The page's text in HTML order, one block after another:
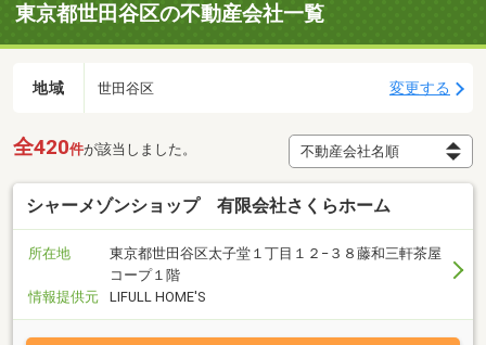
東京都世田谷区の不動産会社一覧
地域 世田谷区 変更する
全420件が該当しました。
シャーメゾンショップ 有限会社さくらホーム
所在地
東京都世田谷区太子堂１丁目１２−３８藤和三軒茶屋
コープ１階
情報提供元
LIFULL HOME'S